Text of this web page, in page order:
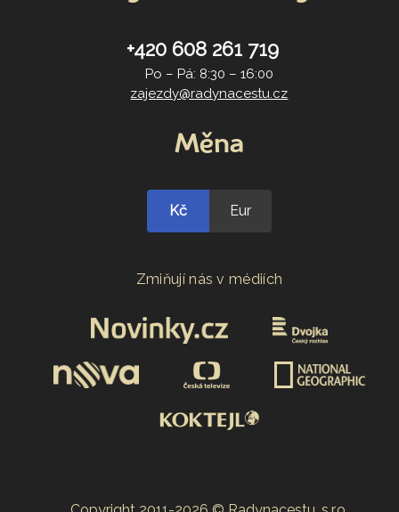
+420 608 261 719
Po – Pá: 8:30 – 16:00
zajezdy@radynacestu.cz
Měna
Kč Eur
Zmiňují nás v médiích